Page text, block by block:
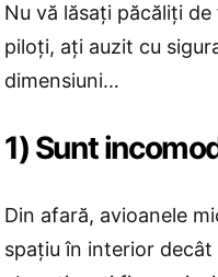
Nu vă lăsați păcăliți
piloţi, aţi auzit cu
dimensiuni…
1) Sunt
Din afară, avioanele
spațiu în interior